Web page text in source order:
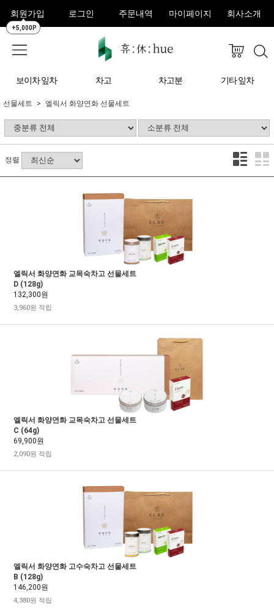
회원가입
+5,000P
로그인 주문내역 마이페이지 회사소개
보이차 잎차 차고 차고분 기타 잎차
선물세트 엘릭서 화양연화 선물세트
정렬
엘릭서 화양연화 교목숙차고 선물세트
D (128g)
132,300원
3,960원 적립
엘릭서 화양연화 교목숙차고 선물세트
C (64g)
69,900원
2,090원 적립
엘릭서 화양연화 고수숙차고 선물세트
B (128g)
146,200원
4,380원 적립